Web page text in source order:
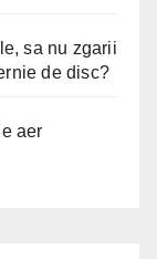
sa nu zgarii
de disc?
aer